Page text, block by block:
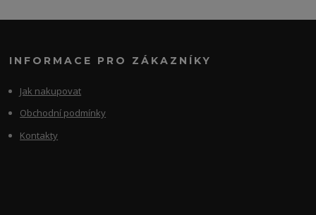
INFORMACE PRO ZÁKAZNÍKY
Jak nakupovat
Obchodní podmínky
Kontakty